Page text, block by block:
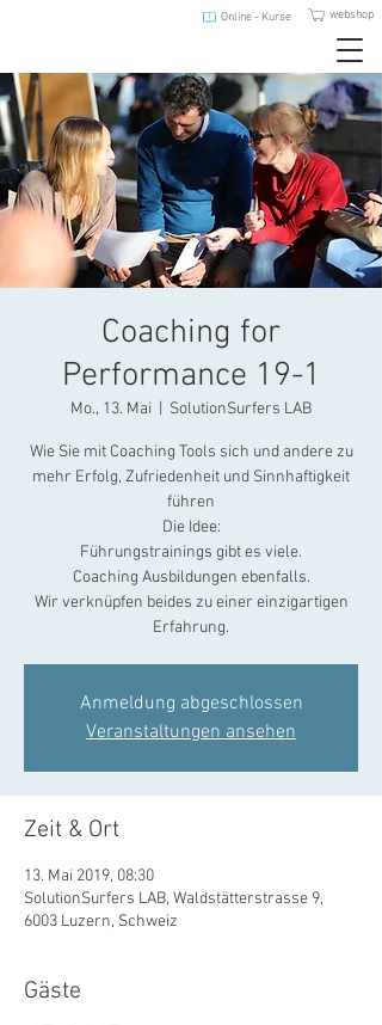
webshop
Online - Kurse
Coaching for
Performance 19-1
Mo., 13. Mai SolutionSurfers LAB
Wie Sie mit Coaching Tools sich und andere zu
mehr Erfolg, Zufriedenheit und Sinnhaftigkeit
führen​
Die Idee:
Führungstrainings gibt es viele.
Coaching Ausbildungen ebenfalls.
Wir verknüpfen beides zu einer einzigartigen
Anmeldung abgeschlossen
Veranstaltungen ansehen
Zeit & Ort
13. Mai 2019, 08:30
SolutionSurfers LAB, Waldstätterstrasse 9,
6003 Luzern, Schweiz
Gäste